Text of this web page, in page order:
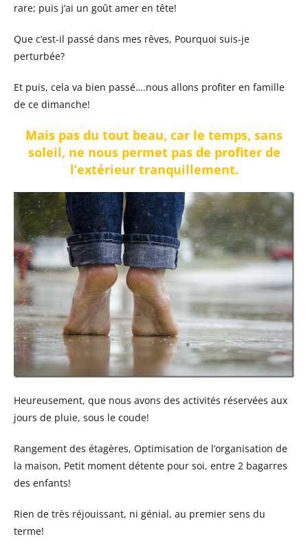
rare; puis j’ai un goût amer en tête!
Que c’est-il passé dans mes rêves, Pourquoi suis-je
perturbée?
Et puis, cela va bien passé….nous allons profiter en famille
de ce dimanche!
Mais pas du tout beau, car le temps, sans
soleil, ne nous permet pas de profiter de
l’extérieur tranquillement.
Heureusement, que nous avons des activités réservées aux
jours de pluie, sous le coude!
Rangement des étagères, Optimisation de l’organisation de
la maison, Petit moment détente pour soi, entre 2 bagarres
des enfants!
Rien de très réjouissant, ni génial, au premier sens du
terme!